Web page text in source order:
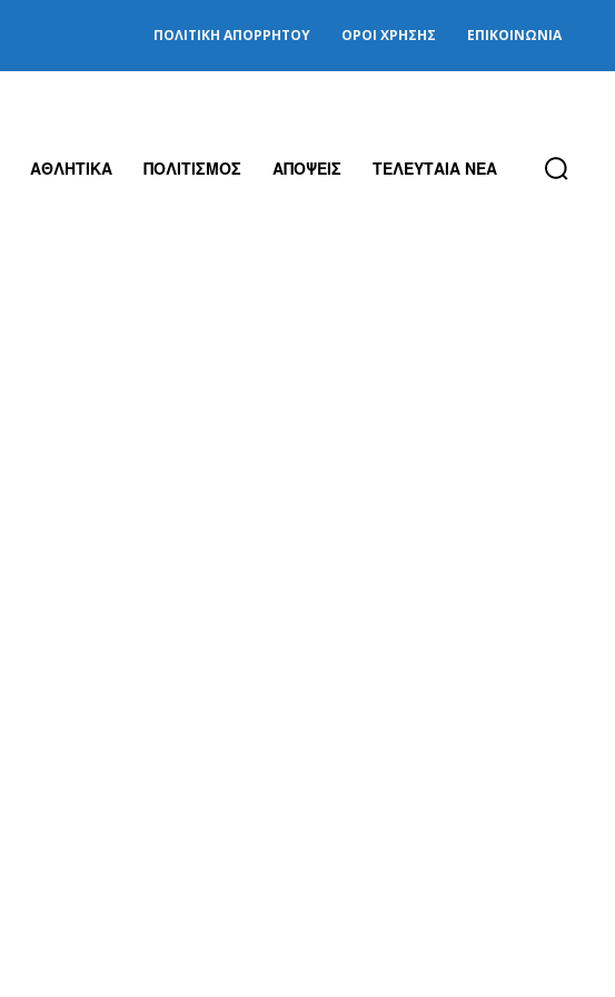
ΠΟΛΙΤΙΚΉ ΑΠΟΡΡΉΤΟΥ ΌΡΟΙ ΧΡΉΣΗΣ ΕΠΙΚΟΙΝΩΝΊΑ
ΑΘΛΗΤΙΚΑ ΠΟΛΙΤΙΣΜΟΣ ΑΠΟΨΕΙΣ ΤΕΛΕΥΤΑΙΑ ΝΕΑ